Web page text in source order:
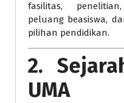
fasilitas,
peluang beasiswa,
pilihan pendidikan.
2.
UMA